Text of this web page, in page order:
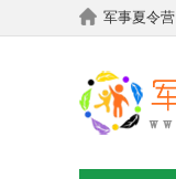
军事夏令营